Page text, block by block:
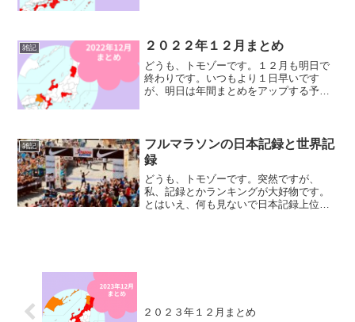
時間：５１時間２６分...
雑記 ２０２２年１２月まとめ
どうも、トモゾーです。１２月も明日で
終わりです。いつもより１日早いです
が、明日は年間まとめをアップする予定
行距離：４７２.２キロ月間...
雑記
フルマラソンの日本記録と世界記
録
どうも、トモゾーです。突然ですが、
私、記録とかランキングが大好物です。
とはいえ、何も見ないで日本記録上位１
２０２３年１２月まとめ